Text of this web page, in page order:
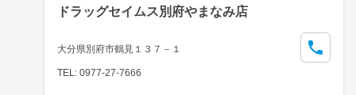
ドラッグセイムス別府やまなみ店
大分県別府市鶴見１３７－１
TEL: 0977-27-7666